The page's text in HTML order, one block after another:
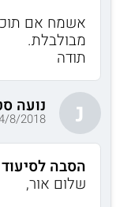
אשמח אם
מבולבלת.
תודה
נ נועה
8/2018
הסבה לסיעוד
שלום אור,